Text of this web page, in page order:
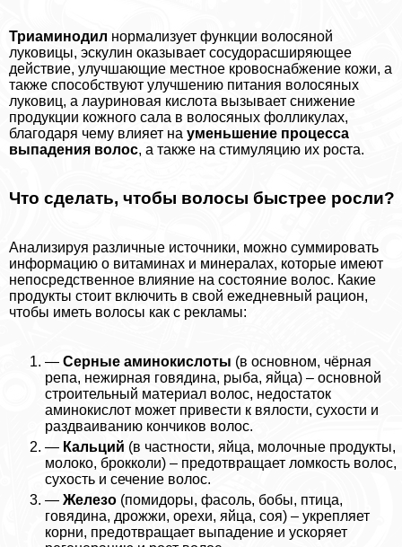
Триаминодил нормализует функции волосяной
луковицы, эскулин оказывает сосудорасширяющее
действие, улучшающие местное кровоснабжение кожи, а
также способствуют улучшению питания волосяных
луковиц, а лауриновая кислота вызывает снижение
продукции кожного сала в волосяных фолликулах,
благодаря чему влияет на уменьшение процесса
выпадения волос, а также на стимуляцию их роста.
Что сделать, чтобы волосы быстрее росли?
Анализируя различные источники, можно суммировать
информацию о витаминах и минералах, которые имеют
непосредственное влияние на состояние волос. Какие
продукты стоит включить в свой ежедневный рацион,
чтобы иметь волосы как с рекламы:
— Серные аминокислоты (в основном, чёрная
репа, нежирная говядина, рыба, яйца) – основной
строительный материал волос, недостаток
аминокислот может привести к вялости, сухости и
раздваиванию кончиков волос.
— Кальций (в частности, яйца, молочные продукты,
молоко, брокколи) – предотвращает ломкость волос,
сухость и сечение волос.
— Железо (помидоры, фасоль, бобы, птица,
говядина, дрожжи, орехи, яйца, соя) – укрепляет
корни, предотвращает выпадение и ускоряет